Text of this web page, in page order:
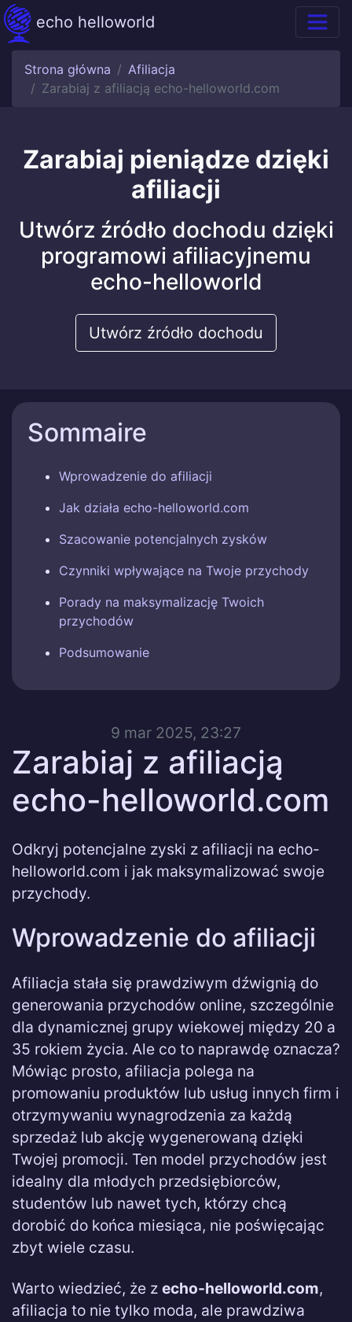
echo helloworld
Strona główna
Afiliacja
Zarabiaj z afiliacją echo-helloworld.com
Zarabiaj pieniądze dzięki
afiliacji
Utwórz źródło dochodu dzięki
programowi afiliacyjnemu
echo-helloworld
Utwórz źródło dochodu
Sommaire
Wprowadzenie do afiliacji
Jak działa echo-helloworld.com
Szacowanie potencjalnych zysków
Czynniki wpływające na Twoje przychody
Porady na maksymalizację Twoich
przychodów
Podsumowanie
9 mar 2025, 23:27
Zarabiaj z afiliacją
echo-helloworld.com
Odkryj potencjalne zyski z afiliacji na echo-
helloworld.com i jak maksymalizować swoje
przychody.
Wprowadzenie do afiliacji
Afiliacja stała się prawdziwym dźwignią do
generowania przychodów online, szczególnie
dla dynamicznej grupy wiekowej między 20 a
35 rokiem życia. Ale co to naprawdę oznacza?
Mówiąc prosto, afiliacja polega na
promowaniu produktów lub usług innych firm i
otrzymywaniu wynagrodzenia za każdą
sprzedaż lub akcję wygenerowaną dzięki
Twojej promocji. Ten model przychodów jest
idealny dla młodych przedsiębiorców,
studentów lub nawet tych, którzy chcą
dorobić do końca miesiąca, nie poświęcając
zbyt wiele czasu.
Warto wiedzieć, że z echo-helloworld.com,
afiliacja to nie tylko moda, ale prawdziwa